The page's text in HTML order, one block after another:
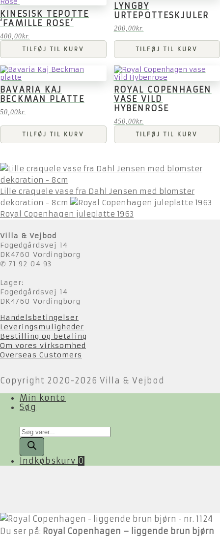
KINESISK TEPOTTE
‘FAMILLE ROSE’
400,00kr.
TILFØJ TIL KURV
LYNGBY
URTEPOTTESKJULER
200,00kr.
TILFØJ TIL KURV
BAVARIA KAJ
BECKMAN PLATTE
50,00kr.
TILFØJ TIL KURV
ROYAL COPENHAGEN
VASE VILD
HYBENROSE
450,00kr.
TILFØJ TIL KURV
Lille craquele vase fra Dahl Jensen med blomster
dekoration - 8cm
Royal Copenhagen juleplatte 1963
Villa & Vejbod
Fogedgårdsvej 14
DK4760 Vordingborg
✆ 71 92 04 93
Lager:
Fogedgårdsvej 14
DK4760 Vordingborg
Handelsbetingelser
Leveringsmuligheder
Bestilling og betaling
Om vores virksomhed
Overseas Customers
Copyright 2020-2026 Villa & Vejbod
Min konto
Søg
Products
search
Indkøbskurv 0
Du ser på: Royal Copenhagen – liggende brun bjørn